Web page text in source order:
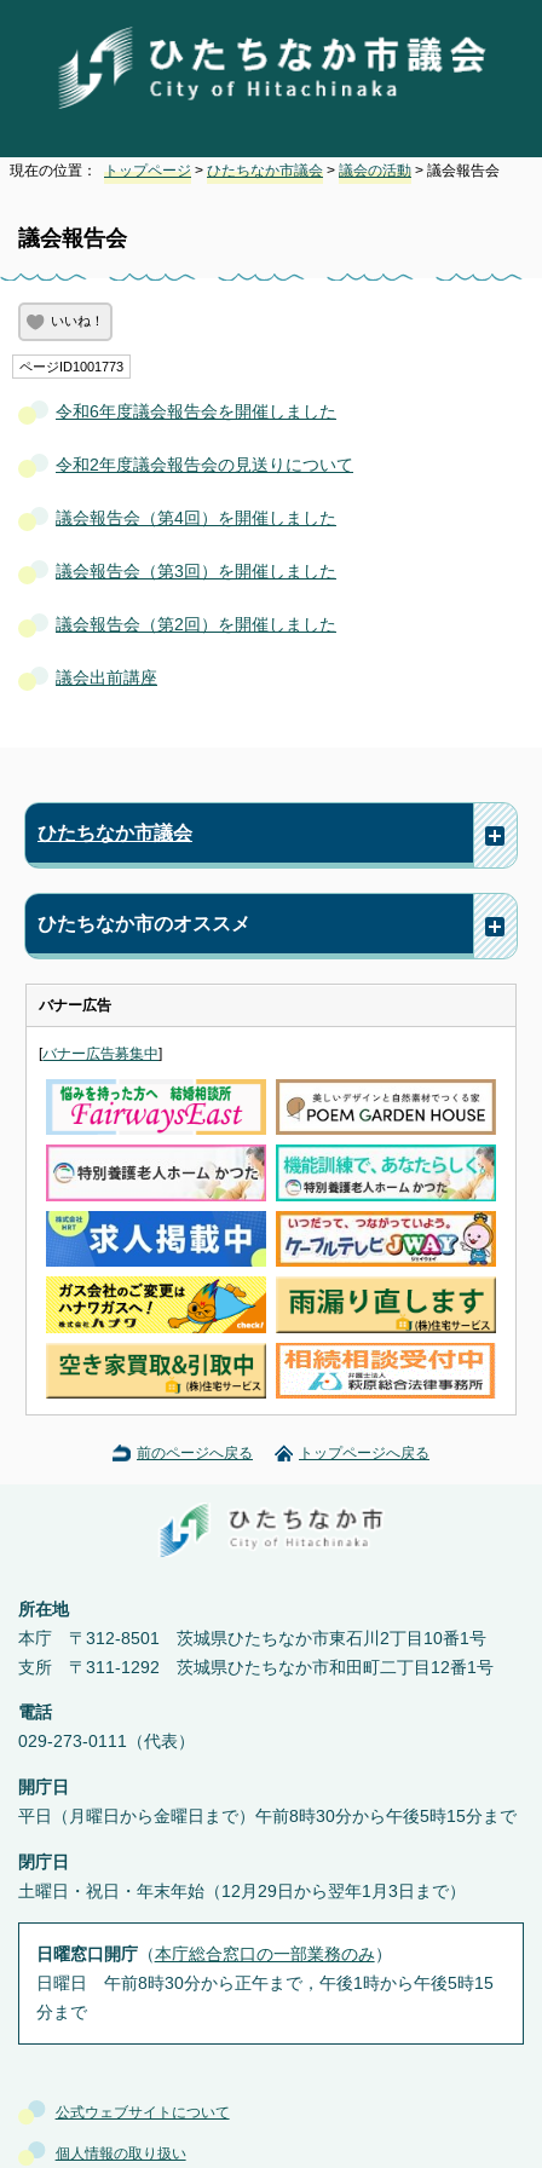
現在の位置： トップページ > ひたちなか市議会 > 議会の活動 > 議会報告会
議会報告会
いいね！
ページID1001773
令和6年度議会報告会を開催しました
令和2年度議会報告会の見送りについて
議会報告会（第4回）を開催しました
議会報告会（第3回）を開催しました
議会報告会（第2回）を開催しました
議会出前講座
ひたちなか市議会
ひたちなか市のオススメ
バナー広告
[バナー広告募集中]
前のページへ戻る トップページへ戻る
公式ウェブサイトについて
個人情報の取り扱い
所在地
本庁 〒312-8501 茨城県ひたちなか市東石川2丁目10番1号
支所 〒311-1292 茨城県ひたちなか市和田町二丁目12番1号
電話
029-273-0111（代表）
開庁日
平日（月曜日から金曜日まで）午前8時30分から午後5時15分まで
閉庁日
土曜日・祝日・年末年始（12月29日から翌年1月3日まで）
日曜窓口開庁（本庁総合窓口の一部業務のみ ）
日曜日 午前8時30分から正午まで，午後1時から午後5時15
分まで